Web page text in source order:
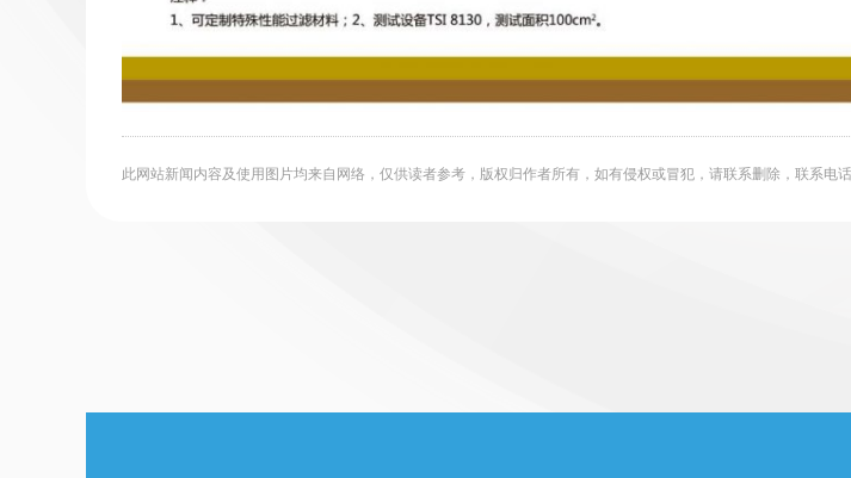
此网站新闻内容及使用图片均来自网络，仅供读者参考，版权归作者所有，如有侵权或冒犯，请联系删除，联系电